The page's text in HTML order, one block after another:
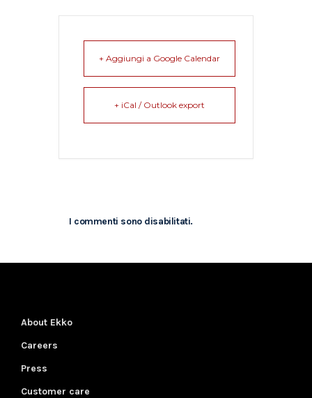
+ Aggiungi a Google Calendar
+ iCal / Outlook export
I commenti sono disabilitati.
About Ekko
Careers
Press
Customer care